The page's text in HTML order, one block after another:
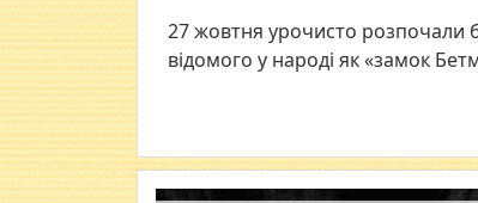
27 жовтня урочисто розпочали
відомого у народі як «замок